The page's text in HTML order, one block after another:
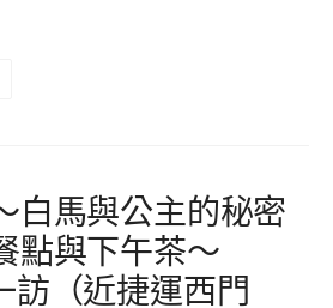
白馬與公主的秘密
點與下午茶～
訪（近捷運西門